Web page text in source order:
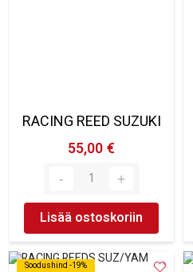
RACING REED SUZUKI
55,00 €
Lisää ostoskoriin
Soodushind -19%
Soodushind -19%